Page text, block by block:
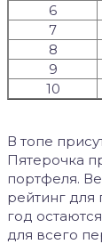
6
7
8
9
10
В топе
Пятерочка
портфеля.
рейтинг для
год
для всего